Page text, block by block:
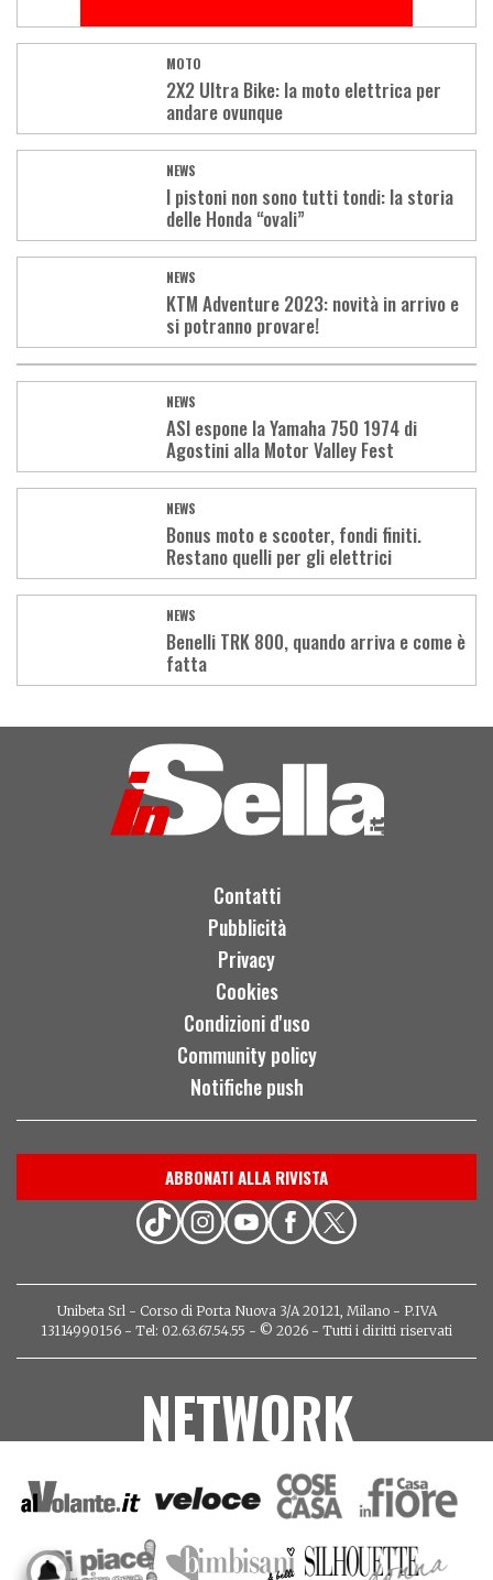
MOTO
2X2 Ultra Bike: la moto elettrica per
andare ovunque
NEWS
I pistoni non sono tutti tondi: la storia
delle Honda “ovali”
NEWS
KTM Adventure 2023: novità in arrivo e
si potranno provare!
NEWS
ASI espone la Yamaha 750 1974 di
Agostini alla Motor Valley Fest
NEWS
Bonus moto e scooter, fondi finiti.
Restano quelli per gli elettrici
NEWS
Benelli TRK 800, quando arriva e come è
fatta
More
Contatti
Pubblicità
Privacy
Cookies
Condizioni d'uso
Community policy
Notifiche push
ABBONATI ALLA RIVISTA
Unibeta Srl - Corso di Porta Nuova 3/A 20121, Milano - P.IVA
13114990156 - Tel: 02.63.67.54.55 - © 2026 - Tutti i diritti riservati
NETWORK